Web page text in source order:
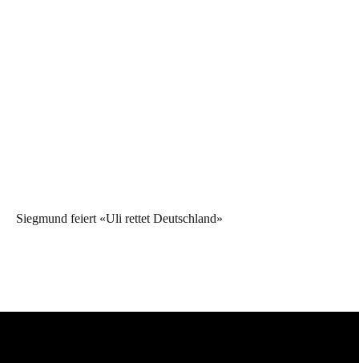
Siegmund feiert «Uli rettet Deutschland»